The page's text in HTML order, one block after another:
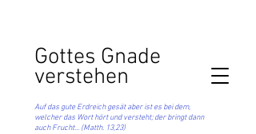
Gottes Gnade
verstehen
Auf das gute Erdreich gesät aber ist es bei dem,
welcher das Wort hört und versteht; der bringt dann
auch Frucht... (Matth. 13,23)